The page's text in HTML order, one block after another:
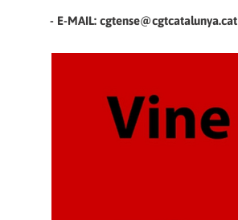
- E-MAIL: cgtense@cgtcatalunya.cat